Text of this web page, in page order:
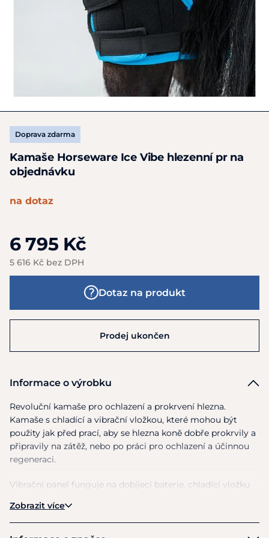
Doprava zdarma
Kamaše Horseware Ice Vibe hlezenní pr na
objednávku
na dotaz
6 795 Kč
5 616 Kč bez DPH
Dotaz na produkt
Prodej ukončen
Informace o výrobku
Revoluční kamaše pro ochlazení a prokrvení hlezna.
Kamaše s chladící a vibrační vložkou, které mohou být
použity jak před prací, aby se hlezna koně dobře prokrvily a
připravily na zátěž, nebo po práci pro ochlazení a účinnou
regeneraci.
Vibrační panel funguje na dobíjecí baterie, chladící vložku
zátěžísekamaše používají bez chladící vložky, vibrace lehce
promasírují hleznaatím zajistí dobré prokrvení, díky
Zobrazit více